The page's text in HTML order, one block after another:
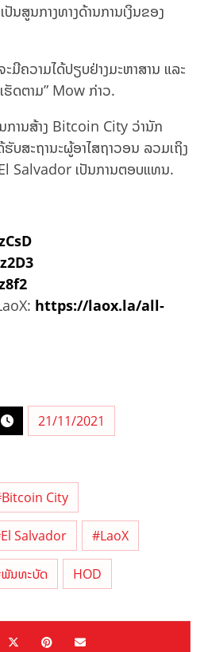
ນສູນກາງທາງດ້ານການເງິນຂອງ
ມີຄວາມໄດ້ປຽບຢ່າງມະຫາສານ ແລະ
ດຕາມ” Mow ກ່າວ.
ການສ້າງ Bitcoin City ວ່ານັກ
ບສະຖານະຜູ້ອາໄສຖາວອນ ລວມເຖິງ
Salvador ເປັນການຕອບແທນ.
https://laox.la/all-
21/11/2021
City
Salvador #LaoX
ນທະບັດ HOD